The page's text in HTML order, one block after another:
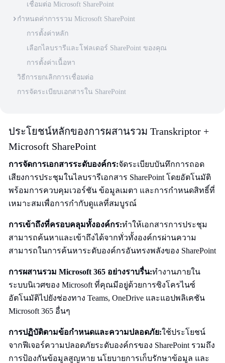
เชื่อมต่อ Microsoft SharePoint
กำหนดค่าการรวม Microsoft SharePoint
การตั้งค่าหลัก
เลือกไลบรารีและโฟลเดอร์ SharePoint ของคุณ
การตั้งค่าเนื้อหา
วิธีการยกเลิกการเชื่อมต่อ
การจัดระเบียบเอกสารใน SharePoint
ประโยชน์หลักของการผสานรวม Transkriptor +
Microsoft SharePoint
การจัดการเอกสารระดับองค์กร:จัดระเบียบบันทึกการถอด
เสียงการประชุมในไลบรารีเอกสาร SharePoint โดยอัตโนมัติ
พร้อมการควบคุมเวอร์ชัน ข้อมูลเมตา และการกำหนดสิทธิ์ที่
เหมาะสมเพื่อการกำกับดูแลที่สมบูรณ์
การเข้าถึงที่ครอบคลุมทั้งองค์กร:ทำให้เอกสารการประชุม
สามารถค้นหาและเข้าถึงได้จากทั่วทั้งองค์กรผ่านความ
สามารถในการค้นหาระดับองค์กรอันทรงพลังของ SharePoint
การผสานรวม Microsoft 365 อย่างราบรื่น:ทำงานภายใน
ระบบนิเวศของ Microsoft ที่คุณมีอยู่ด้วยการซิงโครไนซ์
อัตโนมัติไปยังช่องทาง Teams, OneDrive และแอปพลิเคชัน
Microsoft 365 อื่นๆ
การปฏิบัติตามข้อกำหนดและความปลอดภัย:ใช้ประโยชน์
จากฟีเจอร์ความปลอดภัยระดับองค์กรของ SharePoint รวมถึง
การป้องกันข้อมูลสูญหาย นโยบายการเก็บรักษาข้อมูล และ